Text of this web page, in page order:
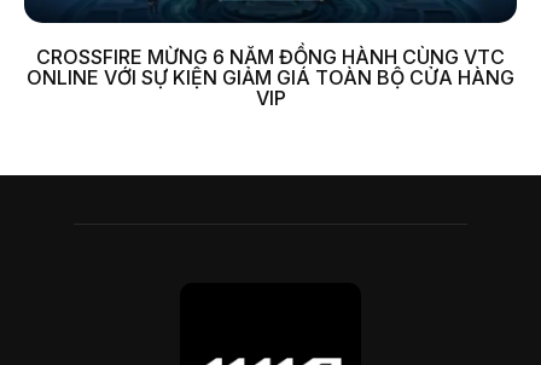
CROSSFIRE MỪNG 6 NĂM ĐỒNG HÀNH CÙNG VTC
ONLINE VỚI SỰ KIỆN GIẢM GIÁ TOÀN BỘ CỬA HÀNG
VIP